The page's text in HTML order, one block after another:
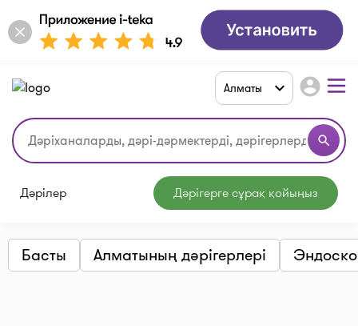
search
Алматы account_circle
Дәрілер Дәрігерге сұрақ қойыңыз
Басты Алматының дәрігерлері